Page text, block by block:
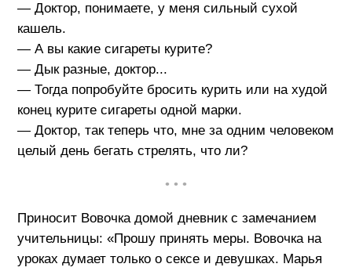
— Доктор, понимаете, у меня сильный сухой
кашель.
— А вы какие сигареты курите?
— Дык разные, доктор...
— Тогда попробуйте бросить курить или на худой
конец курите сигареты одной марки.
— Доктор, так теперь что, мне за одним человеком
целый день бегать стрелять, что ли?
• • •
Приносит Вовочка домой дневник с замечанием
учительницы: «Прошу принять меры. Вовочка на
уроках думает только о сексе и девушках. Марья